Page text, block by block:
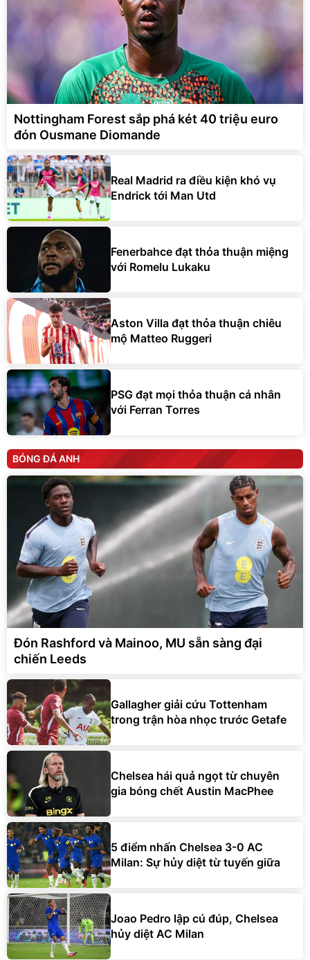
Nottingham Forest sắp phá két 40 triệu euro
đón Ousmane Diomande
Real Madrid ra điều kiện khó vụ
Endrick tới Man Utd
Fenerbahce đạt thỏa thuận miệng
với Romelu Lukaku
Aston Villa đạt thỏa thuận chiêu
mộ Matteo Ruggeri
PSG đạt mọi thỏa thuận cá nhân
với Ferran Torres
BÓNG ĐÁ ANH
Đón Rashford và Mainoo, MU sẵn sàng đại
chiến Leeds
Gallagher giải cứu Tottenham
trong trận hòa nhọc trước Getafe
Chelsea hái quả ngọt từ chuyên
gia bóng chết Austin MacPhee
5 điểm nhấn Chelsea 3-0 AC
Milan: Sự hủy diệt từ tuyến giữa
Joao Pedro lập cú đúp, Chelsea
hủy diệt AC Milan